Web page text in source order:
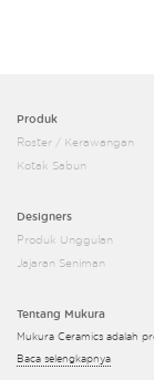
Produk
Roster / Kerawangan
Kotak Sabun
Designers
Produk Unggulan
Jajaran Seniman
Tentang Mukura
Mukura Ceramics adalah
Baca selengkapnya